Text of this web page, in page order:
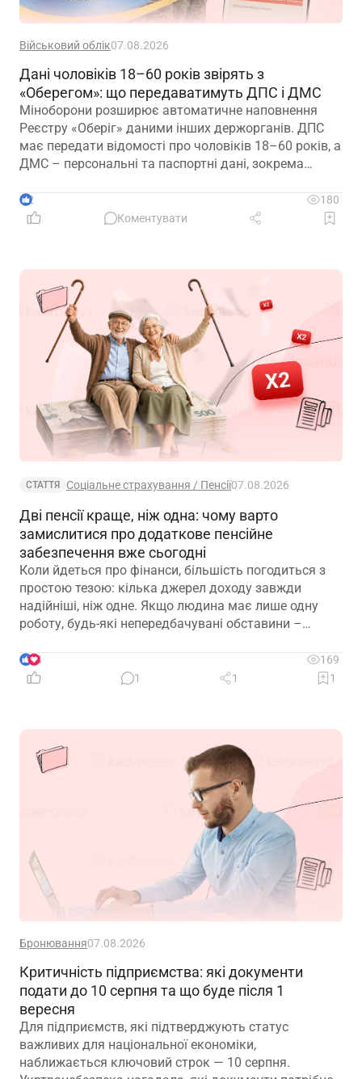
Військовий облік07.08.2026
Дані чоловіків 18–60 років звірять з
«Оберегом»: що передаватимуть ДПС і ДМС
Міноборони розширює автоматичне наповнення
Реєстру «Оберіг» даними інших держорганів. ДПС
має передати відомості про чоловіків 18–60 років, а
ДМС – персональні та паспортні дані, зокрема
2
180
Коментувати
СТАТТЯ Соціальне страхування / Пенсії07.08.2026
Дві пенсії краще, ніж одна: чому варто
замислитися про додаткове пенсійне
забезпечення вже сьогодні
Коли йдеться про фінанси, більшість погодиться з
простою тезою: кілька джерел доходу завжди
надійніші, ніж одне. Якщо людина має лише одну
роботу, будь-які непередбачувані обставини –
окремій галузі – можуть миттєво позбавити її
доходу. Саме тому диверсифікація давно
застосовують до пенсійного забезпечення
4
169
1
1 1
Бронювання07.08.2026
Критичність підприємства: які документи
подати до 10 серпня та що буде після 1
вересня
Для підприємств, які підтверджують статус
важливих для національної економіки,
наближається ключовий строк — 10 серпня.